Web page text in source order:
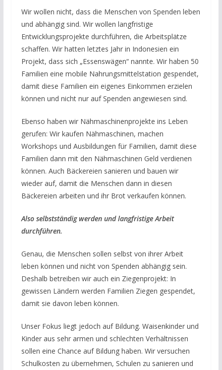
Wir wollen nicht, dass die Menschen von Spenden leben
und abhängig sind. Wir wollen langfristige
Entwicklungsprojekte durchführen, die Arbeitsplätze
schaffen. Wir hatten letztes Jahr in Indonesien ein
Projekt, dass sich „Essenswägen“ nannte. Wir haben 50
Familien eine mobile Nahrungsmittelstation gespendet,
damit diese Familien ein eigenes Einkommen erzielen
können und nicht nur auf Spenden angewiesen sind.
Ebenso haben wir Nähmaschinenprojekte ins Leben
gerufen: Wir kaufen Nähmaschinen, machen
Workshops und Ausbildungen für Familien, damit diese
Familien dann mit den Nähmaschinen Geld verdienen
können. Auch Bäckereien sanieren und bauen wir
wieder auf, damit die Menschen dann in diesen
Bäckereien arbeiten und ihr Brot verkaufen können.
Also selbstständig werden und langfristige Arbeit
durchführen.
Genau, die Menschen sollen selbst von ihrer Arbeit
leben können und nicht von Spenden abhängig sein.
Deshalb betreiben wir auch ein Ziegenprojekt: In
gewissen Ländern werden Familien Ziegen gespendet,
damit sie davon leben können.
Unser Fokus liegt jedoch auf Bildung. Waisenkinder und
Kinder aus sehr armen und schlechten Verhältnissen
sollen eine Chance auf Bildung haben. Wir versuchen
Schulkosten zu übernehmen, Schulen zu sanieren und